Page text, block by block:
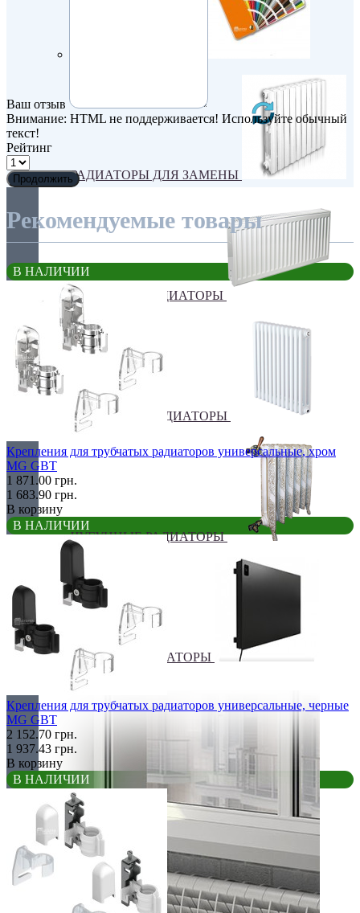
РАДИАТОРЫ ДЛЯ ЗАМЕНЫ
СТАЛЬНЫЕ РАДИАТОРЫ
ТРУБЧАТЫЕ РАДИАТОРЫ
ЧУГУННЫЕ РАДИАТОРЫ
ЭЛЕКТРО РАДИАТОРЫ
Ваш отзыв
Внимание: HTML не поддерживается! Используйте обычный
текст!
Рейтинг
Продолжить
Рекомендуемые товары
В НАЛИЧИИ
Крепления для трубчатых радиаторов универсальные, хром
MG GBT
1 871.00 грн.
1 683.90 грн.
В корзину
В НАЛИЧИИ
Крепления для трубчатых радиаторов универсальные, черные
MG GBT
2 152.70 грн.
1 937.43 грн.
В корзину
В НАЛИЧИИ